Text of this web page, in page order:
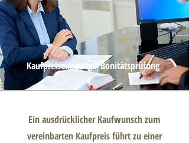
Kaufpreiseinigung / Bonitätsprüfung
Ein ausdrücklicher Kaufwunsch zum
vereinbarten Kaufpreis führt zu einer